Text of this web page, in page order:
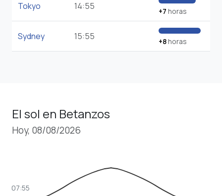
Tokyo 14:55 +7 horas
Sydney 15:55 +8horas
El sol en Betanzos
Hoy, 08/08/2026
07:55